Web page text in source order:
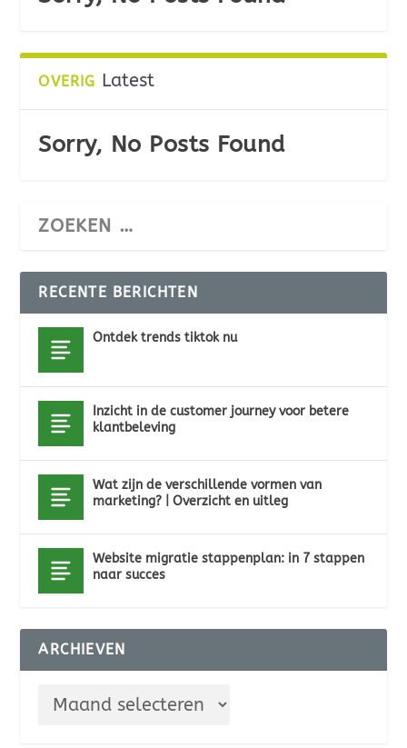
OVERIG Latest
Sorry, No Posts Found
RECENTE BERICHTEN
Ontdek trends tiktok nu
Inzicht in de customer journey voor betere
klantbeleving
Wat zijn de verschillende vormen van
marketing? | Overzicht en uitleg
Website migratie stappenplan: in 7 stappen
naar succes
ARCHIEVEN